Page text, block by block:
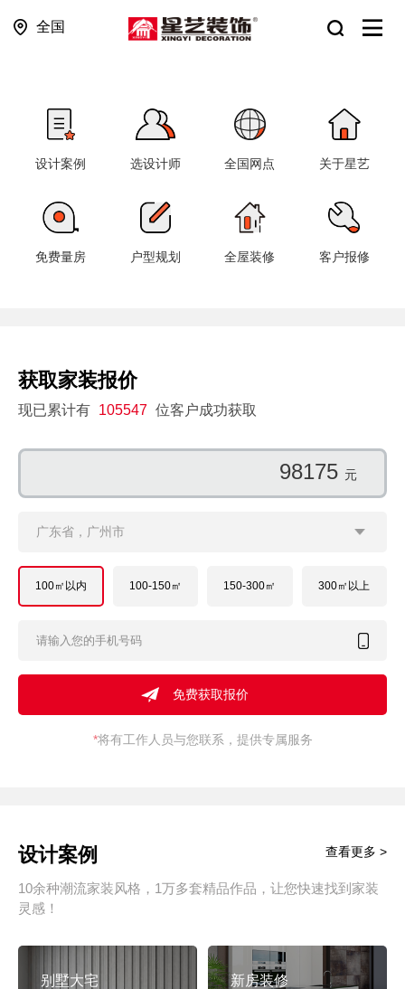
全国
设计案例 选设计师 全国网点 关于星艺
免费量房 户型规划 全屋装修 客户报修
获取家装报价
现已累计有 105547 位客户成功获取
158965 元
广东省，广州市
100㎡以内 100-150㎡ 150-300㎡ 300㎡以上
*将有工作人员与您联系，提供专属服务
设计案例
10余种潮流家装风格，1万多套精品作品，让您快速找到家装
灵感！
查看更多 >
别墅大宅 新房装修